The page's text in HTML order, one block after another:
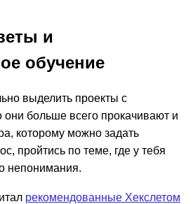
и
обучение
выделить проекты с
больше всего прокачивают и
которому можно задать
пройтись по теме, где у тебя
непонимания.
рекомендованные Хекслетом